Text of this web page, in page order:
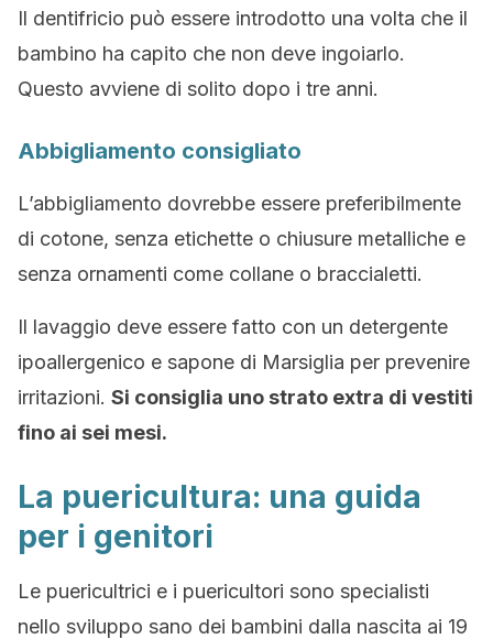
Il dentifricio può essere introdotto una volta che il
bambino ha capito che non deve ingoiarlo.
Questo avviene di solito dopo i tre anni.
Abbigliamento consigliato
L’abbigliamento dovrebbe essere preferibilmente
di cotone, senza etichette o chiusure metalliche e
senza ornamenti come collane o braccialetti.
Il lavaggio deve essere fatto con un detergente
ipoallergenico e sapone di Marsiglia per prevenire
irritazioni. Si consiglia uno strato extra di vestiti
fino ai sei mesi.
La puericultura: una guida
per i genitori
Le puericultrici e i puericultori sono specialisti
nello sviluppo sano dei bambini dalla nascita ai 19